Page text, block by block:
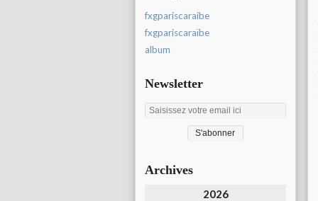
fxgpariscaraibe
fxgpariscaraïbe
album
Newsletter
Archives
2026